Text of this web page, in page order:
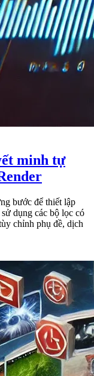
minh tự
bước để thiết lập
dụng các bộ lọc có
chỉnh phụ đề, dịch